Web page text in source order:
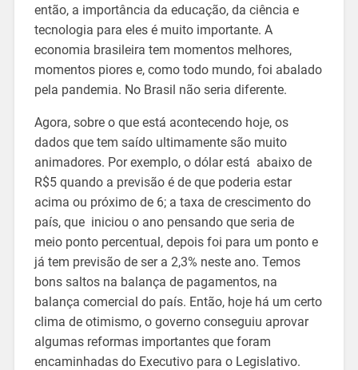
então, a importância da educação, da ciência e
tecnologia para eles é muito importante. A
economia brasileira tem momentos melhores,
momentos piores e, como todo mundo, foi abalado
pela pandemia. No Brasil não seria diferente.
Agora, sobre o que está acontecendo hoje, os
dados que tem saído ultimamente são muito
animadores. Por exemplo, o dólar está abaixo de
R$5 quando a previsão é de que poderia estar
acima ou próximo de 6; a taxa de crescimento do
país, que iniciou o ano pensando que seria de
meio ponto percentual, depois foi para um ponto e
já tem previsão de ser a 2,3% neste ano. Temos
bons saltos na balança de pagamentos, na
balança comercial do país. Então, hoje há um certo
clima de otimismo, o governo conseguiu aprovar
algumas reformas importantes que foram
encaminhadas do Executivo para o Legislativo.